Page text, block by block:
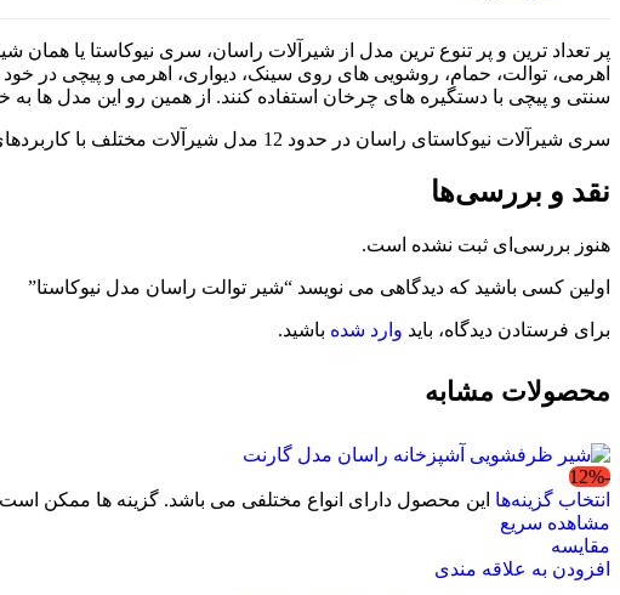
پر تعداد ترین و پر تنوع ترین مدل از شیرآلات راسان، سری نیوکاستا یا
اهرمی، توالت، حمام، روشویی های روی سینک، دیواری، اهرمی و پیچی در
سنتی و پیچی با دستگیره های چرخان استفاده کنند. از همین رو این مدل ها
سری شیرآلات نیوکاستای راسان در حدود 12 مدل شیرآلات مختلف با کاربردهای متنوع را شامل می شود. رنگ آمیزی تمامی این ست به رنگ کروم استیل می باشد.
نقد و بررسی‌ها
هنوز بررسی‌ای ثبت نشده است.
اولین کسی باشید که دیدگاهی می نویسد “شیر توالت راسان مدل نیوکاستا”
برای فرستادن دیدگاه، باید وارد شده باشید.
محصولات مشابه
-12%
انتخاب گزینه‌ها این محصول دارای انواع مختلفی می باشد. گزینه ها ممکن
مشاهده سریع
مقایسه
افزودن به علاقه مندی